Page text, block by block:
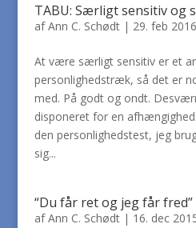
TABU: Særligt sensitiv
afAnn C. Schødt| 29. feb 2016
At være særligt sensitiv er et
personlighedstræk, så det er
med. På godt og ondt.
disponeret for en
den personlighedstest, jeg
sig...
“Du får ret og jeg får
afAnn C. Schødt| 16. dec